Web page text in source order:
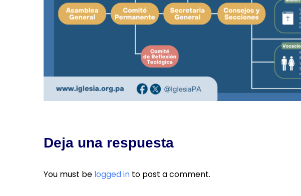
Deja una respuesta
You must be logged in to post a comment.